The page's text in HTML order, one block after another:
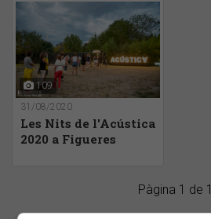
109
31/08/2020
Les Nits de l'Acústica
2020 a Figueres
Pàgina 1 de 1